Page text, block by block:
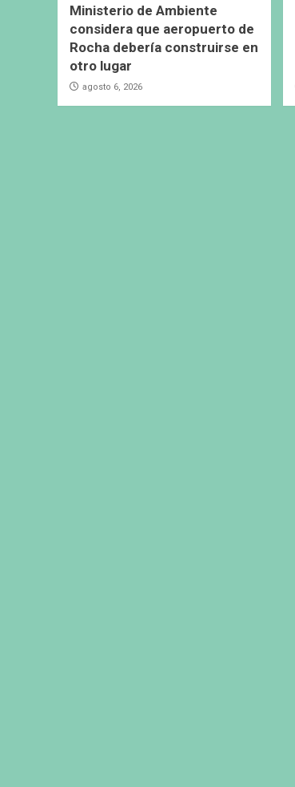
Ministerio de Ambiente
considera que aeropuerto de
Rocha debería construirse en
otro lugar
agosto 6, 2026